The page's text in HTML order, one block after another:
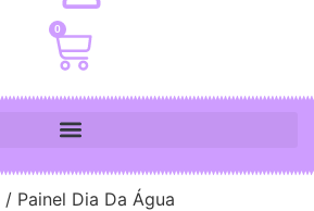
0
/ Painel Dia Da Água